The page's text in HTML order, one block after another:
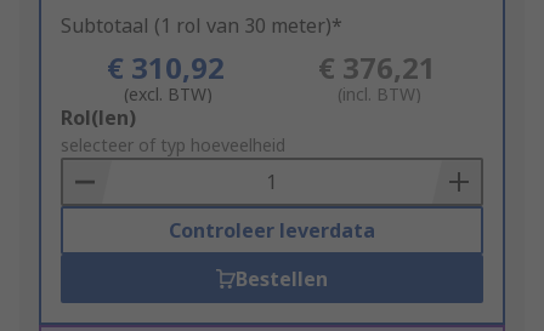
Subtotaal (1 rol van 30 meter)*
€ 310,92
(excl. BTW)
€ 376,21
(incl. BTW)
Add
to
Basket
Rol(len)
selecteer of typ hoeveelheid
Controleer leverdata
Bestellen